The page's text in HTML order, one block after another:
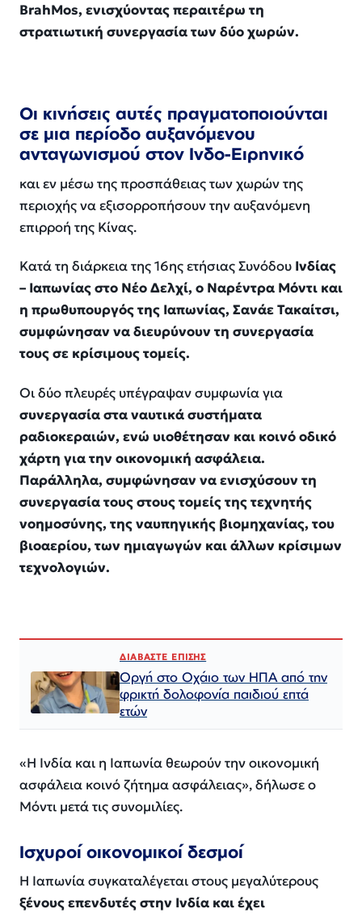
BrahMos, ενισχύοντας περαιτέρω τη
στρατιωτική συνεργασία των δύο χωρών.
Οι κινήσεις αυτές πραγματοποιούνται
σε μια περίοδο αυξανόμενου
ανταγωνισμού στον Ινδο-Ειρηνικό
και εν μέσω της προσπάθειας των χωρών της
περιοχής να εξισορροπήσουν την αυξανόμενη
επιρροή της Κίνας.
Κατά τη διάρκεια της 16ης ετήσιας Συνόδου Ινδίας
– Ιαπωνίας στο Νέο Δελχί, ο Ναρέντρα Μόντι και
η πρωθυπουργός της Ιαπωνίας, Σανάε Τακαίτσι,
συμφώνησαν να διευρύνουν τη συνεργασία
τους σε κρίσιμους τομείς.
Οι δύο πλευρές υπέγραψαν συμφωνία για
συνεργασία στα ναυτικά συστήματα
ραδιοκεραιών, ενώ υιοθέτησαν και κοινό οδικό
χάρτη για την οικονομική ασφάλεια.
Παράλληλα, συμφώνησαν να ενισχύσουν τη
συνεργασία τους στους τομείς της τεχνητής
νοημοσύνης, της ναυπηγικής βιομηχανίας, του
βιοαερίου, των ημιαγωγών και άλλων κρίσιμων
τεχνολογιών.
ΔΙΑΒΑΣΤΕ ΕΠΙΣΗΣ
Οργή στο Οχάιο των ΗΠΑ από την
φρικτή δολοφονία παιδιού επτά
ετών
«Η Ινδία και η Ιαπωνία θεωρούν την οικονομική
ασφάλεια κοινό ζήτημα ασφάλειας», δήλωσε ο
Μόντι μετά τις συνομιλίες.
Ισχυροί οικονομικοί δεσμοί
Η Ιαπωνία συγκαταλέγεται στους μεγαλύτερους
ξένους επενδυτές στην Ινδία και έχει